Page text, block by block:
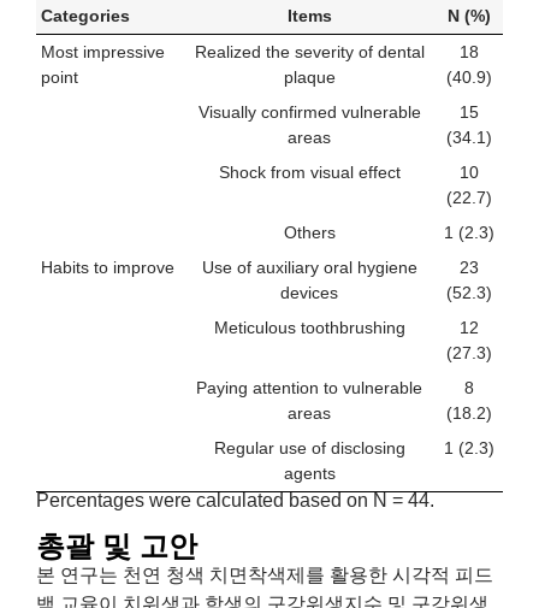
Categories Items
N (%)
Most impressive
point
Realized the severity of dental
plaque
18
(40.9)
Visually confirmed vulnerable
areas
15
(34.1)
Shock from visual effect
10
(22.7)
Others
1 (2.3)
Habits to improve
Use of auxiliary oral hygiene
devices
23
(52.3)
Meticulous toothbrushing
12
(27.3)
Paying attention to vulnerable
areas
8
(18.2)
Regular use of disclosing
agents
1 (2.3)
Percentages were calculated based on N = 44.
총괄 및 고안
본 연구는 천연 청색 치면착색제를 활용한 시각적 피드
백 교육이 치위생과 학생의 구강위생지수 및 구강위생